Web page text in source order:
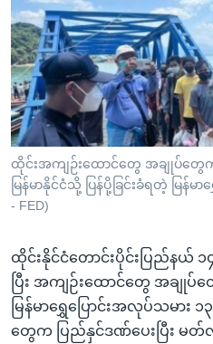
ညွန်း
စာမျက်နှာ
သို့
ကျော်
ကြည့်
ရန်
ရှာဖွေ
ရန်
ကျော်
ရန်
သုတပဒေသာ အင်္ဂလိပ်စာ
Learning English
ဗွီအိုအေ လူမှုကွန်ယက်များ
ဘာသာစကားများ
ထိုင်းအကျဉ်းထောင်တွေ အချုပ်တွေ
မြန်မာနိုင်ငံသို့ ပြန်ပို့ခြင်းခံရတဲ့ မြန်မ
- FED)
ထိုင်းနိုင်ငံတောင်းပိုင်းပြည်နယ်
ပြီး အကျဉ်းထောင်တွေ အချု
မြန်မာရွှေပြောင်းအလုပ်သမား
တွေက ပြည်နှင်ဒဏ်ပေးပြီး မတ်